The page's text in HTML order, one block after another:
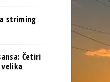
& SPORT
REGIONA
NA RAFU
striming
Četiri